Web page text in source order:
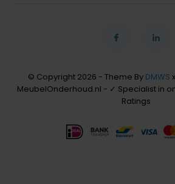
© Copyright 2026 - Theme By DMWS x
MeubelOnderhoud.nl - ✓ Specialist in
Ratings